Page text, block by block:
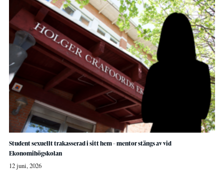
Student sexuellt trakasserad i sitt hem – mentor stängs av vid
Ekonomihögskolan
12 juni, 2026